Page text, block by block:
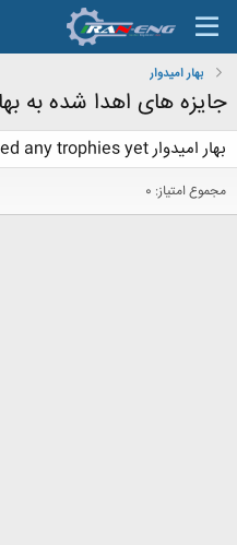
بهار امیدوار
جایزه های اهدا شده به
بهار امیدوار has not been awarded any trophies yet.
مجموع امتیاز: 0